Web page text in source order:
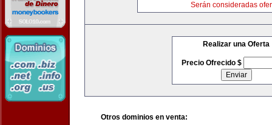
Serán consideradas
Realizar una Oferta
Precio Ofrecido $
Otros dominios en venta: